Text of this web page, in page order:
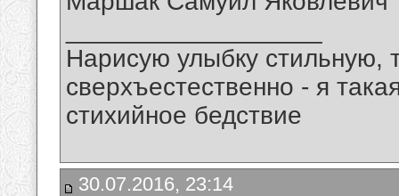
Нарисую улыбку стильную,
сверхъестественно - я
стихийное бедствие
30.07.2016, 23:14